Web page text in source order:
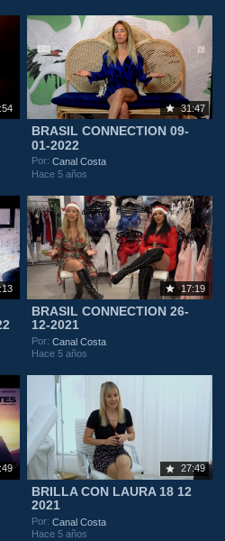
31:47
BRASIL CONNECTION 09-
01-2022
Por:Canal Costa
Hace 5 años
17:19
BRASIL CONNECTION 26-
12-2021
Por:Canal Costa
Hace 5 años
27:49
BRILLA CON LAURA 18 12
2021
Por:Canal Costa
Hace 5 años